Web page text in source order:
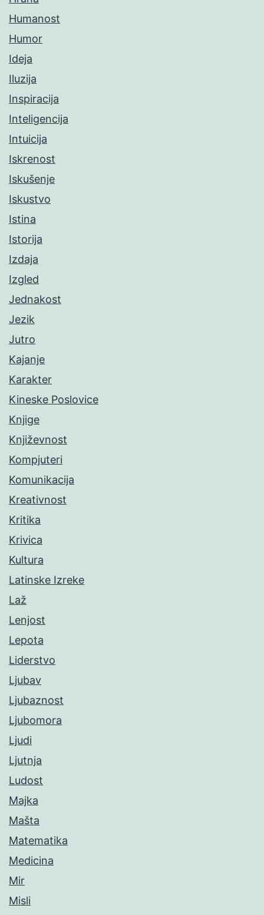
Humanost
Humor
Ideja
Iluzija
Inspiracija
Inteligencija
Intuicija
Iskrenost
Iskušenje
Iskustvo
Istina
Istorija
Izdaja
Izgled
Jednakost
Jezik
Jutro
Kajanje
Karakter
Kineske Poslovice
Knjige
Književnost
Kompjuteri
Komunikacija
Kreativnost
Kritika
Krivica
Kultura
Latinske Izreke
Laž
Lenjost
Lepota
Liderstvo
Ljubav
Ljubaznost
Ljubomora
Ljudi
Ljutnja
Ludost
Majka
Mašta
Matematika
Medicina
Mir
Misli